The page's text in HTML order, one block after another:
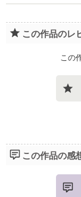
この作品のレ
この
この作品の感